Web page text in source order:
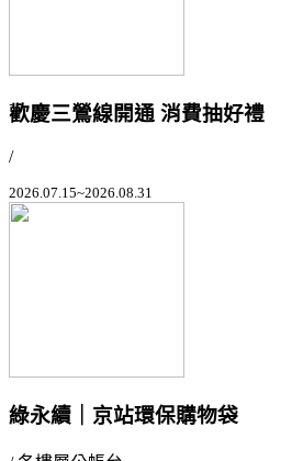
歡慶三鶯線開通 消費抽好禮
/
2026.07.15~2026.08.31
綠永續｜京站環保購物袋